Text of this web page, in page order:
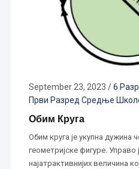
September 23, 2023 /6
Први Разред Средње
Обим Круга
Обим круга је укупна дужина
геометријске фигуре. Управо
најатрактивнијих величина